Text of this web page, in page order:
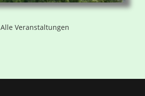
Alle Veranstaltungen